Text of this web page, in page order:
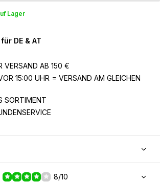
Lager
DE & AT
VERSAND AB 150 €
15:00 UHR = VERSAND AM GLEICHEN
SORTIMENT
8/10